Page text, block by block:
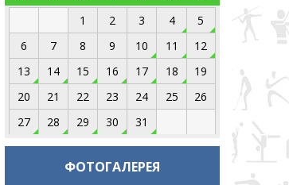
1
2 3 4
5
6
7 8 9 10 11
12
13
14 15 16 17 18
19
20
21 22 23 24 25
26
27
28 29 30 31
ФОТОГАЛЕРЕЯ